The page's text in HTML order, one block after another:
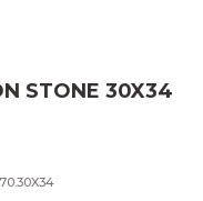
STONE 30X34